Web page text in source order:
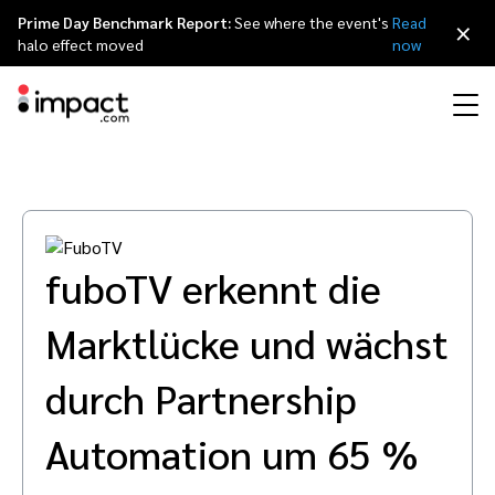
Partnermanagement-Plattform impact.com bietet eine All-in-One
Discover & Recruit Contract & Pay
Creator
Finde, manage und analysiere Creator-Partnerschaften
Marketing für Ihr Weiterempfehlungsprogramm
Mobile Partnerschaften
Business Development
Influencer Partners
Mobile App Partner
Publisher und Media Groups Partner
Tech-Partner
Tech-Partner directory
Referral-Partnerschaften
Partnership Economy
Veranstaltungen
Partnerships Experience (iPX) Ereignis
Pressemeldungen
Italiano
Français
English
Prime Day Benchmark Report:See where the event's
halo effect moved
Read
now
×
fuboTV erkennt die
Marktlücke und wächst
durch Partnership
Automation um 65 %